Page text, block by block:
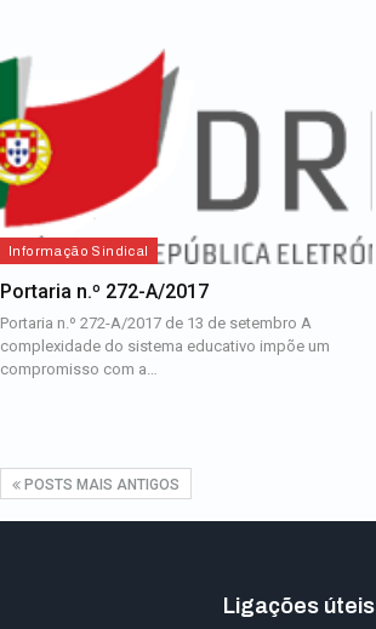
Informação Sindical
Portaria n.º 272-A/2017
Portaria n.º 272-A/2017 de 13 de setembro A
complexidade do sistema educativo impõe um
compromisso com a…
POSTS MAIS ANTIGOS
Ligações úteis